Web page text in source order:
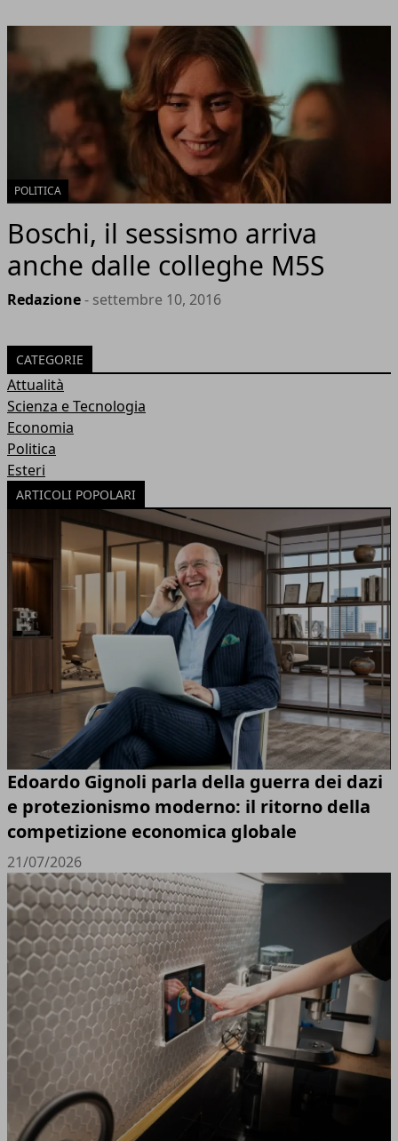
POLITICA
Boschi, il sessismo arriva
anche dalle colleghe M5S
Redazione- settembre 10, 2016
CATEGORIE
Attualità
Scienza e Tecnologia
Economia
Politica
Esteri
ARTICOLI POPOLARI
Edoardo Gignoli parla della guerra dei dazi
e protezionismo moderno: il ritorno della
competizione economica globale
21/07/2026